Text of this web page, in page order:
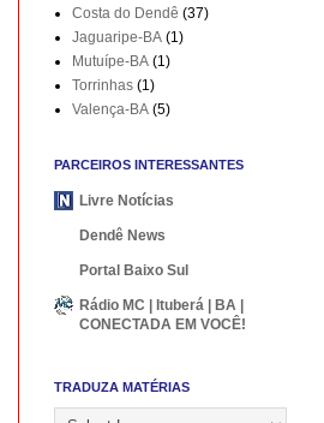
Costa do Dendê (37)
Jaguaripe-BA (1)
Mutuípe-BA (1)
Torrinhas (1)
Valença-BA (5)
PARCEIROS INTERESSANTES
Livre Notícias
Dendê News
Portal Baixo Sul
Rádio MC | Ituberá | BA |
CONECTADA EM VOCÊ!
TRADUZA MATÉRIAS